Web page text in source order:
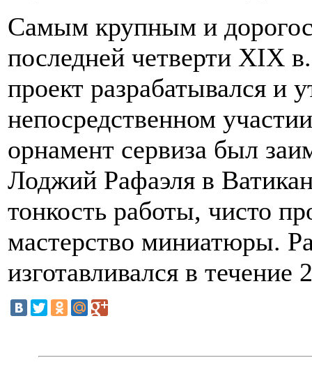
Самым крупным и
последней четверти XIX
проект разрабатывался и
непосредственном
орнамент сервиза был
Лоджий Рафаэля в
тонкость работы, чисто
мастерство миниатюры.
изготавливался в